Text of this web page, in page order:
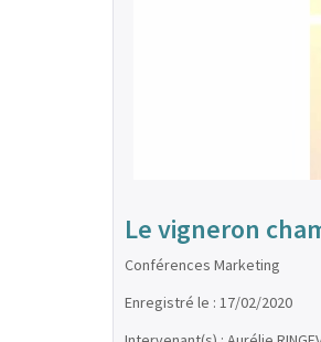
Le vigneron
Conférences Marketing
Enregistré le : 17/02/2020